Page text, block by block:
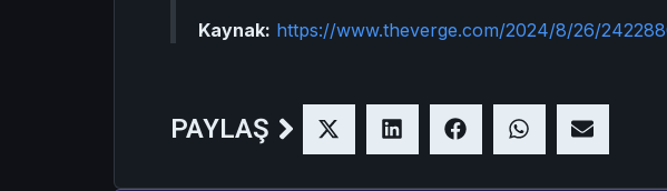
Kaynak: https://www.theverge.com/2024/8/26/
PAYLAŞ